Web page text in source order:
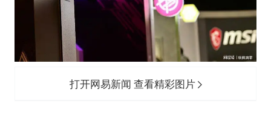
打开网易新闻 查看精彩图片